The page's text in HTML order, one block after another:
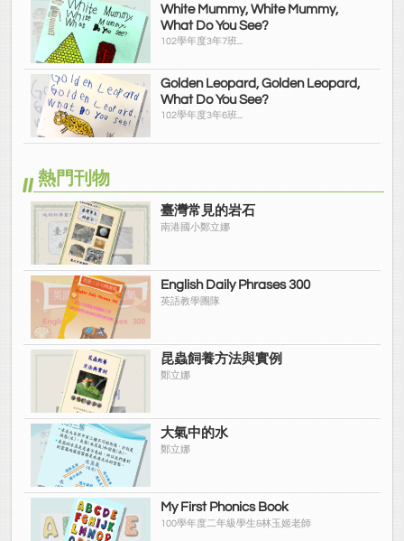
White Mummy, White Mummy,
What Do You See?
102學年度3年7班...
Golden Leopard, Golden Leopard,
What Do You See?
102學年度3年6班...
熱門刊物
臺灣常見的岩石
南港國小鄭立娜
English Daily Phrases 300
英語教學團隊
昆蟲飼養方法與實例
鄭立娜
大氣中的水
鄭立娜
My First Phonics Book
100學年度二年級學生&林玉姬老師